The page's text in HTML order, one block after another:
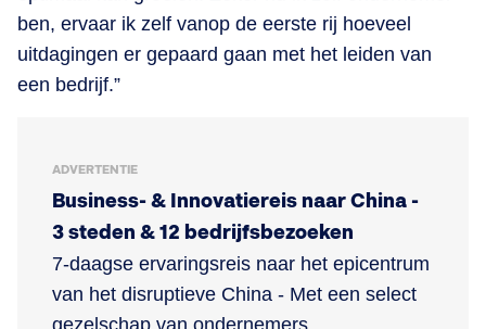
ben, ervaar ik zelf vanop de eerste rij hoeveel
uitdagingen er gepaard gaan met het leiden van
een bedrijf.”
ADVERTENTIE
Business- & Innovatiereis naar China -
3 steden & 12 bedrijfsbezoeken
7-daagse ervaringsreis naar het epicentrum
van het disruptieve China - Met een select
gezelschap van ondernemers